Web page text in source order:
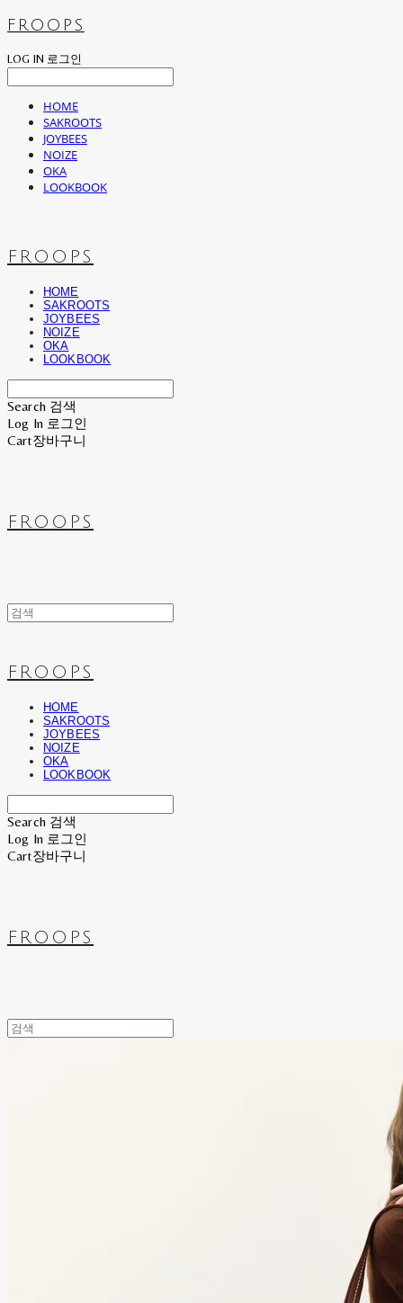
FROOPS
LOG IN 로그인
HOME
SAKROOTS
JOYBEES
NOIZE
OKA
LOOKBOOK
FROOPS
HOME
SAKROOTS
JOYBEES
NOIZE
OKA
LOOKBOOK
Search 검색
Log In 로그인
Cart장바구니
FROOPS
FROOPS
HOME
SAKROOTS
JOYBEES
NOIZE
OKA
LOOKBOOK
Search 검색
Log In 로그인
Cart장바구니
FROOPS